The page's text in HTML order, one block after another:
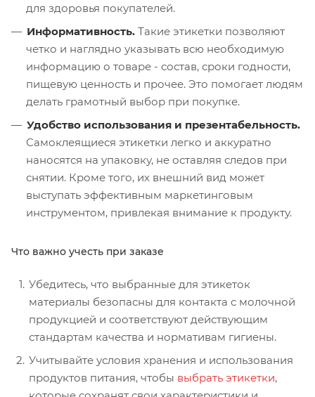
для здоровья покупателей.
Информативность. Такие этикетки позволяют
четко и наглядно указывать всю необходимую
информацию о товаре - состав, сроки годности,
пищевую ценность и прочее. Это помогает людям
делать грамотный выбор при покупке.
Удобство использования и презентабельность.
Самоклеящиеся этикетки легко и аккуратно
наносятся на упаковку, не оставляя следов при
снятии. Кроме того, их внешний вид может
выступать эффективным маркетинговым
инструментом, привлекая внимание к продукту.
Что важно учесть при заказе
Убедитесь, что выбранные для этикеток
материалы безопасны для контакта с молочной
продукцией и соответствуют действующим
стандартам качества и нормативам гигиены.
Учитывайте условия хранения и использования
продуктов питания, чтобы выбрать этикетки,